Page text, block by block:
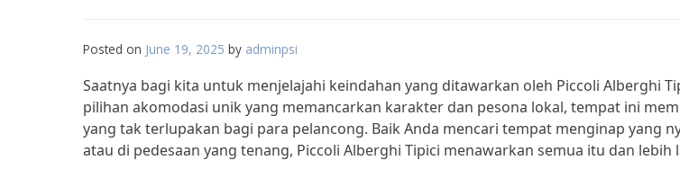
Posted on June 19, 2025 by adminpsi
Saatnya bagi kita untuk menjelajahi keindahan yang ditawarkan oleh Piccoli Alberghi
pilihan akomodasi unik yang memancarkan karakter dan pesona lokal, tempat ini
yang tak terlupakan bagi para pelancong. Baik Anda mencari tempat menginap yang
atau di pedesaan yang tenang, Piccoli Alberghi Tipici menawarkan semua itu dan lebih